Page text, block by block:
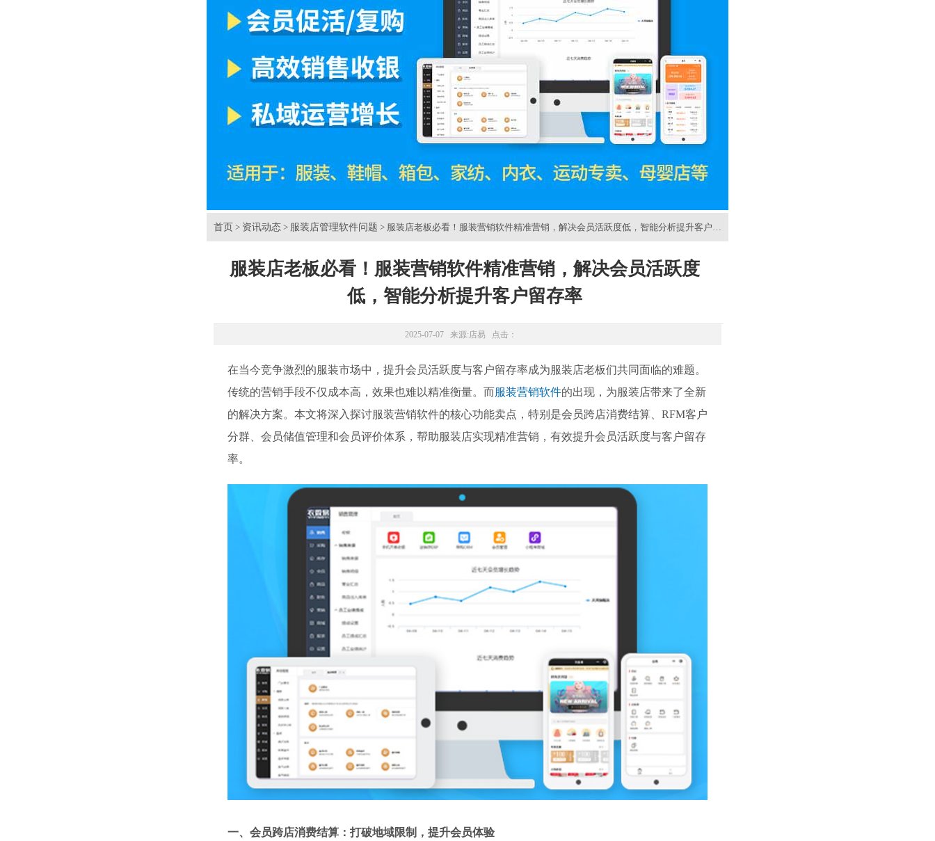
首页 > 资讯动态 > 服装店管理软件问题 > 服装店老板必看！服装营销软件精准营销，解决会员活跃度低，智能分析提升客户留存率
服装店老板必看！服装营销软件精准营销，解决会员活跃度
低，智能分析提升客户留存率
2025-07-07 来源:店易 点击：
在当今竞争激烈的服装市场中，提升会员活跃度与客户留存率成为服装店老板们共同面临的难题。
传统的营销手段不仅成本高，效果也难以精准衡量。而服装营销软件的出现，为服装店带来了全新
的解决方案。本文将深入探讨服装营销软件的核心功能卖点，特别是会员跨店消费结算、RFM客户
分群、会员储值管理和会员评价体系，帮助服装店实现精准营销，有效提升会员活跃度与客户留存
率。
一、会员跨店消费结算：打破地域限制，提升会员体验